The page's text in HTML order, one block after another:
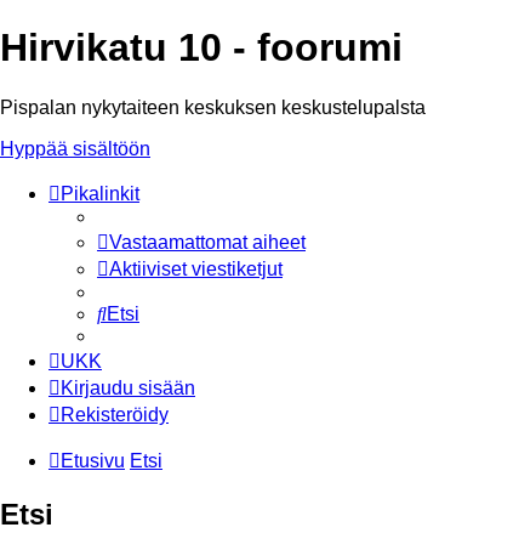
Hirvikatu 10 - foorumi
Pispalan nykytaiteen keskuksen keskustelupalsta
Hyppää sisältöön
Pikalinkit
Vastaamattomat aiheet
Aktiiviset viestiketjut
Etsi
UKK
Kirjaudu sisään
Rekisteröidy
Etusivu Etsi
Etsi